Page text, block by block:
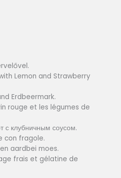
Lemon and Strawberry
Erdbeermark.
rouge et les légumes de
с клубничным соусом.
con fragole.
aardbei moes.
frais et gélatine de